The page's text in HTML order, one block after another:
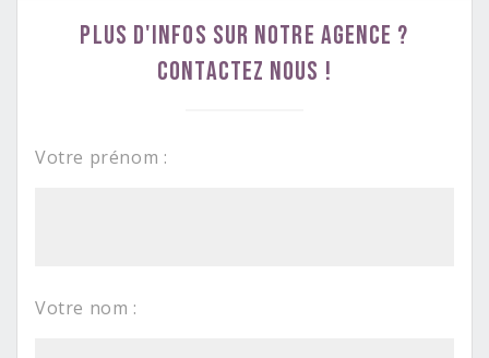
Plus d'infos sur notre agence ?
Contactez nous !
Votre prénom :
Votre nom :